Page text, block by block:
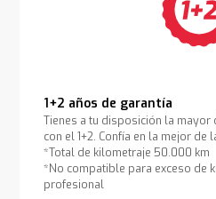
1+2 años de garantía
Tienes a tu disposición la
con el 1+2. Confía en la mejor de
*Total de kilometraje 50.000 km
*No compatible para exceso de
profesional